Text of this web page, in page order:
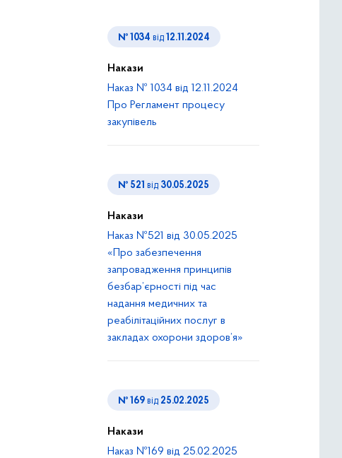
№ 1034 від 12.11.2024
Накази
Наказ № 1034 від 12.11.2024
Про Регламент процесу
закупівель
№ 521 від 30.05.2025
Накази
Наказ №521 від 30.05.2025
«Про забезпечення
запровадження принципів
безбар’єрності під час
надання медичних та
реабілітаційних послуг в
закладах охорони здоров’я»
№ 169 від 25.02.2025
Накази
Наказ №169 від 25.02.2025